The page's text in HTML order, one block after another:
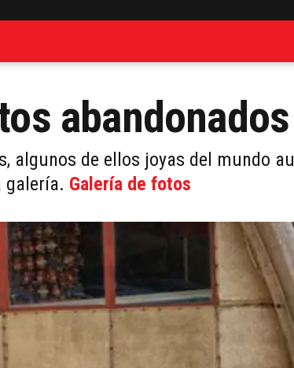
abandonados
algunos de ellos joyas del mundo
galería. Galería de fotos